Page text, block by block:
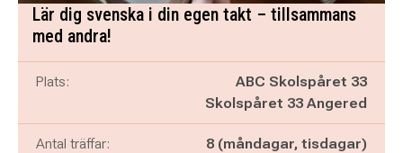
Lär dig svenska i din egen takt – tillsammans
med andra!
Plats:
ABC Skolspåret 33
Skolspåret 33 Angered
Antal träffar: 8 (måndagar, tisdagar)